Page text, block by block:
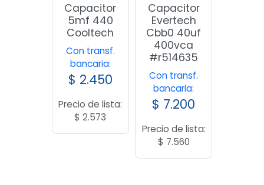
Capacitor
5mf 440
Cooltech
Con transf.
bancaria:
$ 2.450
Precio de lista:
$ 2.573
Capacitor
Evertech
Cbb0 40uf
400vca
#r514635
Con transf.
bancaria:
$ 7.200
Precio de lista:
$ 7.560